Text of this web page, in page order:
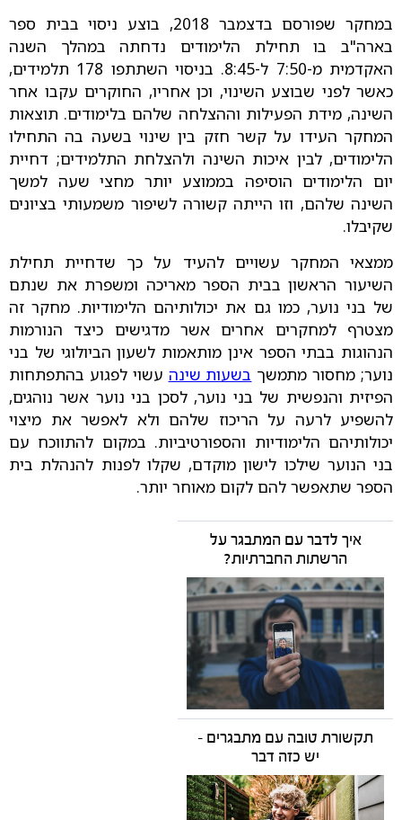
במחקר שפורסם בדצמבר 2018, בוצע ניסוי בבית ספר
בארה"ב בו תחילת הלימודים נדחתה במהלך השנה
האקדמית מ-7:50 ל-8:45. בניסוי השתתפו 178 תלמידים,
כאשר לפני שבוצע השינוי, וכן אחריו, החוקרים עקבו אחר
השינה, מידת הפעילות וההצלחה שלהם בלימודים. תוצאות
המחקר העידו על קשר חזק בין שינוי בשעה בה התחילו
הלימודים, לבין איכות השינה ולהצלחת התלמידים; דחיית
יום הלימודים הוסיפה בממוצע יותר מחצי שעה למשך
השינה שלהם, וזו הייתה קשורה לשיפור משמעותי בציונים
שקיבלו.
ממצאי המחקר עשויים להעיד על כך שדחיית תחילת
השיעור הראשון בבית הספר מאריכה ומשפרת את שנתם
של בני נוער, כמו גם את יכולותיהם הלימודיות. מחקר זה
מצטרף למחקרים אחרים אשר מדגישים כיצד הנורמות
הנהוגות בבתי הספר אינן מותאמות לשעון הביולוגי של בני
נוער; מחסור מתמשך בשעות שינה עשוי לפגוע בהתפתחות
הפיזית והנפשית של בני נוער, לסכן בני נוער אשר נוהגים,
להשפיע לרעה על הריכוז שלהם ולא לאפשר את מיצוי
יכולותיהם הלימודיות והספורטיביות. במקום להתווכח עם
בני הנוער שילכו לישון מוקדם, שקלו לפנות להנהלת בית
הספר שתאפשר להם לקום מאוחר יותר.
איך לדבר עם המתבגר על
הרשתות החברתיות?
תקשורת טובה עם מתבגרים -
יש כזה דבר